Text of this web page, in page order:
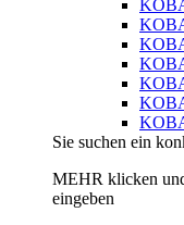
Sie suchen ein
MEHR klicken
eingeben